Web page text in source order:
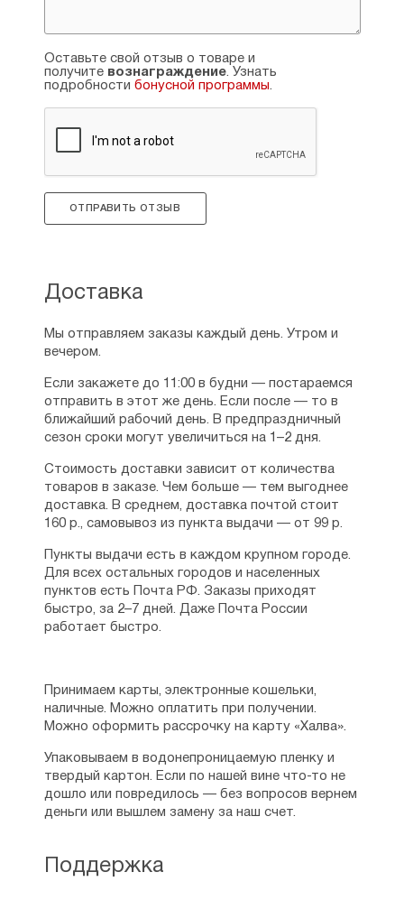
Оставьте свой отзыв о товаре и
получите вознаграждение. Узнать
подробности бонусной программы.
ОТПРАВИТЬ ОТЗЫВ
Поддержка
Доставка
Мы отправляем заказы каждый день. Утром и
вечером.
Если закажете до 11:00 в будни — постараемся
отправить в этот же день. Если после — то в
ближайший рабочий день. В предпраздничный
сезон сроки могут увеличиться на 1–2 дня.
Стоимость доставки зависит от количества
товаров в заказе. Чем больше — тем выгоднее
доставка. В среднем, доставка почтой стоит
160 р., самовывоз из пункта выдачи — от 99 р.
Пункты выдачи есть в каждом крупном городе.
Для всех остальных городов и населенных
пунктов есть Почта РФ. Заказы приходят
быстро, за 2–7 дней. Даже Почта России
работает быстро.
Принимаем карты, электронные кошельки,
наличные. Можно оплатить при получении.
Можно оформить рассрочку на карту «Халва».
Упаковываем в водонепроницаемую пленку и
твердый картон. Если по нашей вине что-то не
дошло или повредилось — без вопросов вернем
деньги или вышлем замену за наш счет.